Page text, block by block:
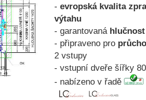
- evropská kvalita
výtahu
- garantovaná
- připraveno pro
2 vstupy
- vstupní dveře šířky
- nabízeno v řadě